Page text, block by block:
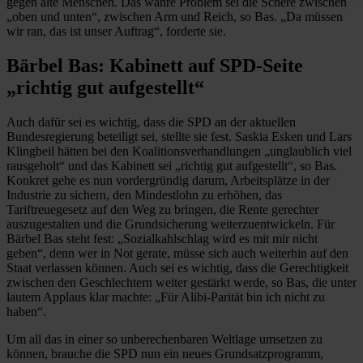
„oben und unten“, zwischen Arm und Reich, so Bas. „Da müssen
wir ran, das ist unser Auftrag“, forderte sie.
Bärbel Bas: Kabinett auf SPD-Seite
„richtig gut aufgestellt“
Auch dafür sei es wichtig, dass die SPD an der aktuellen
Bundesregierung beteiligt sei, stellte sie fest. Saskia Esken und Lars
Klingbeil hätten bei den Koalitionsverhandlungen „unglaublich viel
rausgeholt“ und das Kabinett sei „richtig gut aufgestellt“, so Bas.
Konkret gehe es nun vordergründig darum, Arbeitsplätze in der
Industrie zu sichern, den Mindestlohn zu erhöhen, das
Tariftreuegesetz auf den Weg zu bringen, die Rente gerechter
auszugestalten und die Grundsicherung weiterzuentwickeln. Für
Bärbel Bas steht fest: „Sozialkahlschlag wird es mit mir nicht
geben“, denn wer in Not gerate, müsse sich auch weiterhin auf den
Staat verlassen können. Auch sei es wichtig, dass die Gerechtigkeit
zwischen den Geschlechtern weiter gestärkt werde, so Bas, die unter
lautem Applaus klar machte: „Für Alibi-Parität bin ich nicht zu
haben“.
Um all das in einer so unberechenbaren Weltlage umsetzen zu
können, brauche die SPD nun ein neues Grundsatzprogramm,